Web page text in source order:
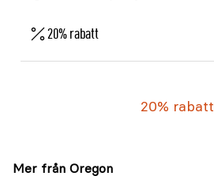
20% rabatt
20% rabatt
Mer från Oregon